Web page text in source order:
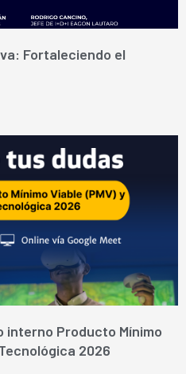
Fortaleciendo el
interno Producto Mínimo
2026